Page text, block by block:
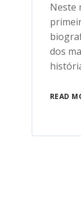
Neste
dos
READ